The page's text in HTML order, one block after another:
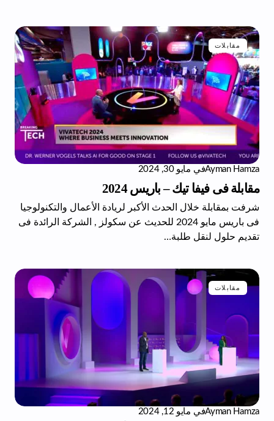
مقابلات
Ayman Hamzaفي مايو 30, 2024
مقابلة فى فيفا تيك – باريس 2024
شرفت بمقابلة خلال الحدث الأكبر لريادة الأعمال والتكنولوجيا
فى باريس مايو 2024 للحديث عن سكولز , الشركة الرائدة فى
تقديم حلول لنقل طلبة…
مقابلات
Ayman Hamzaفي مايو 12, 2024